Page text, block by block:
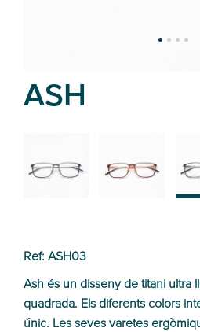
ASH
Ref: ASH03
Ash és un disseny de titani ultra
quadrada. Els diferents colors
únic. Les seves varetes